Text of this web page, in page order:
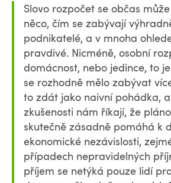
Slovo rozpočet se občas
něco, čím se zabývají
podnikatelé, a v mnoha
pravdivé. Nicméně, osobní
domácnost, nebo jedince, to
se rozhodně mělo zabývat
to zdát jako naivní pohádka,
zkušenosti nám říkají, že
skutečně zásadně pomáhá k
ekonomické nezávislosti,
případech nepravidelných
příjem se netýká pouze lidí